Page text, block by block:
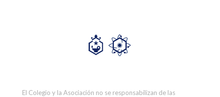
El Colegio y la Asociación no se responsabilizan de las